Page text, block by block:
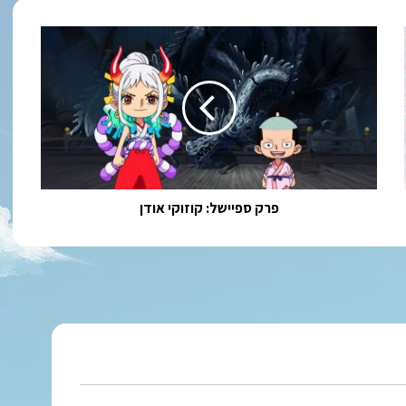
אודן
פרק ספיישל: קוזוקי אודן